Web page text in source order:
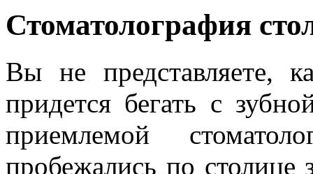
Стоматолография
Вы не представляете,
придется бегать с
приемлемой
пробежались по столице